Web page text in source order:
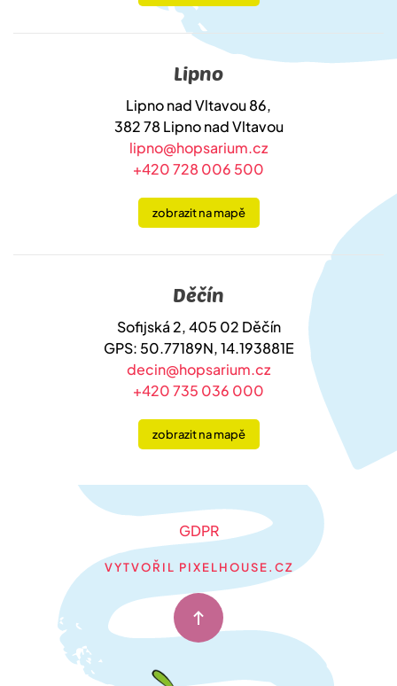
Lipno
Lipno nad Vltavou 86,
382 78 Lipno nad Vltavou
lipno@hopsarium.cz
+420 728 006 500
zobrazit na mapě
Děčín
Sofijská 2, 405 02 Děčín
GPS: 50.77189N, 14.193881E
decin@hopsarium.cz
+420 735 036 000
zobrazit na mapě
GDPR
VYTVOŘIL PIXELHOUSE.CZ